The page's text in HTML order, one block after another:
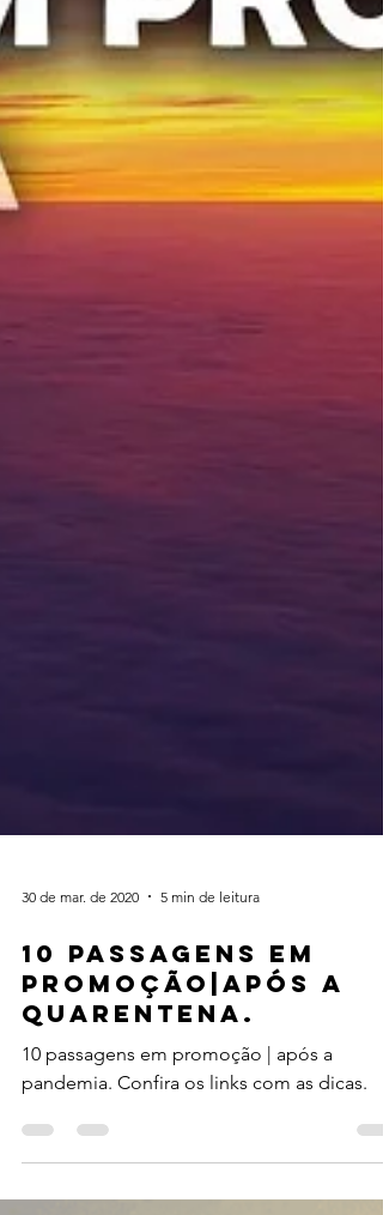
30 de mar. de 2020 5 min de leitura
10 PASSAGENS EM
PROMOÇÃO|APÓS A
QUARENTENA.
10 passagens em promoção | após a
pandemia. Confira os links com as dicas.